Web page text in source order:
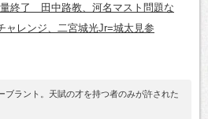
量終了 田中路教、河名マスト問題な
ャレンジ、二宮城光Jr=城太見参
ブラント。天賦の才を持つ者のみが許された